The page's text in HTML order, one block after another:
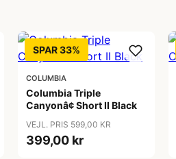
SPAR 33%
COLUMBIA
Columbia Triple
Canyonâ¢ Short II Black
VEJL. PRIS 599,00 KR
399,00 kr